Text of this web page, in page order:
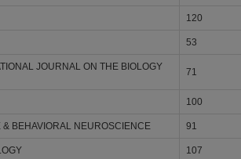
120
53
JOURNAL ON THE BIOLOGY
71
100
& BEHAVIORAL NEUROSCIENCE 91
107